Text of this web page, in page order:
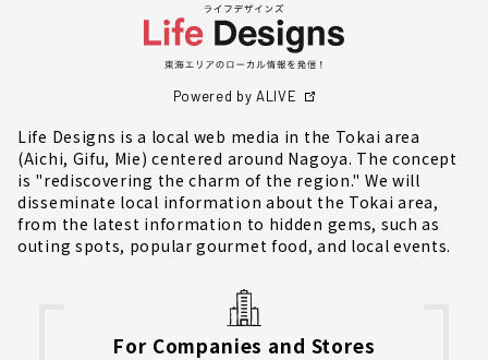
Powered by ALIVE
Life Designs is a local web media in the Tokai area
(Aichi, Gifu, Mie) centered around Nagoya. The concept
is "rediscovering the charm of the region." We will
disseminate local information about the Tokai area,
from the latest information to hidden gems, such as
outing spots, popular gourmet food, and local events.
For Companies and Stores